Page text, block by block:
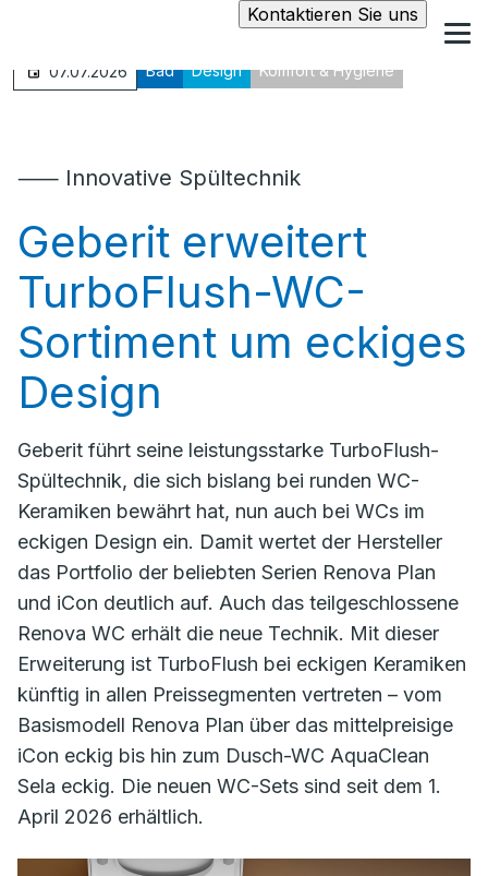
Kontaktieren Sie uns
07.07.2026 Bad Design Komfort & Hygiene
⸺ Innovative Spültechnik
Geberit erweitert
TurboFlush-WC-
Sortiment um eckiges
Design
Geberit führt seine leistungsstarke TurboFlush-
Spültechnik, die sich bislang bei runden WC-
Keramiken bewährt hat, nun auch bei WCs im
eckigen Design ein. Damit wertet der Hersteller
das Portfolio der beliebten Serien Renova Plan
und iCon deutlich auf. Auch das teilgeschlossene
Renova WC erhält die neue Technik. Mit dieser
Erweiterung ist TurboFlush bei eckigen Keramiken
künftig in allen Preissegmenten vertreten – vom
Basismodell Renova Plan über das mittelpreisige
iCon eckig bis hin zum Dusch-WC AquaClean
Sela eckig. Die neuen WC-Sets sind seit dem 1.
April 2026 erhältlich.